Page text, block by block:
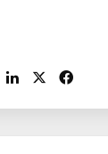
فيسبوك